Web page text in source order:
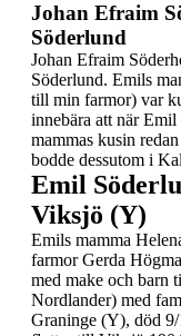
Johan Efraim
Söderlund
Johan Efraim
Söderlund. Emils
till min farmor) var
innebära att när Emil
mammas kusin
bodde dessutom i
Emil
Viksjö (Y)
Emils mamma
farmor Gerda
med make och barn
Nordlander) med
Graninge (Y), död